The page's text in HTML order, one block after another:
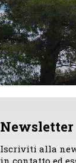
Newsletter
Iscriviti alla